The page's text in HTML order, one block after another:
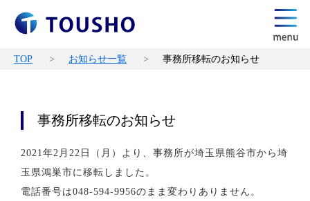
TOP お知らせ一覧 事務所移転のお知らせ
事務所移転のお知らせ
2021年2月22日（月）より、事務所が埼玉県熊谷市から埼
玉県鴻巣市に移転しました。
電話番号は048-594-9956のまま変わりありません。